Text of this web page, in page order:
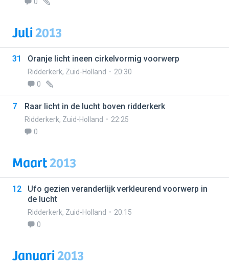
Juli2013
31 Oranje licht ineen cirkelvormig voorwerp
Ridderkerk, Zuid-Holland
20:30
0
7 Raar licht in de lucht boven ridderkerk
Ridderkerk, Zuid-Holland
22:25
0
Maart2013
12
Ufo gezien veranderlijk verkleurend voorwerp in
de lucht
Ridderkerk, Zuid-Holland
20:15
0
Januari2013